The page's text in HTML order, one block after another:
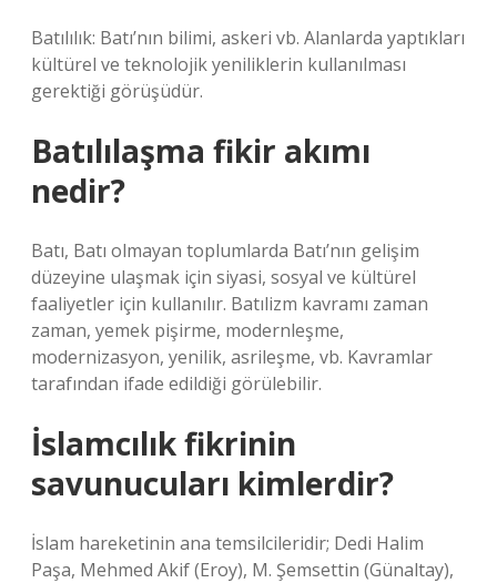
Batılılık: Batı’nın bilimi, askeri vb. Alanlarda yaptıkları
kültürel ve teknolojik yeniliklerin kullanılması
gerektiği görüşüdür.
Batılılaşma fikir akımı
nedir?
Batı, Batı olmayan toplumlarda Batı’nın gelişim
düzeyine ulaşmak için siyasi, sosyal ve kültürel
faaliyetler için kullanılır. Batılizm kavramı zaman
zaman, yemek pişirme, modernleşme,
modernizasyon, yenilik, asrileşme, vb. Kavramlar
tarafından ifade edildiği görülebilir.
İslamcılık fikrinin
savunucuları kimlerdir?
İslam hareketinin ana temsilcileridir; Dedi Halim
Paşa, Mehmed Akif (Eroy), M. Şemsettin (Günaltay),